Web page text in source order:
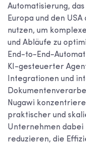
Automatisierung,
Europa und den
nutzen, um
und Abläufe zu
End-to-End-
KI-gesteuerter
Integrationen und
Nugawi
praktischer und
Unternehmen dabei
reduzieren, die